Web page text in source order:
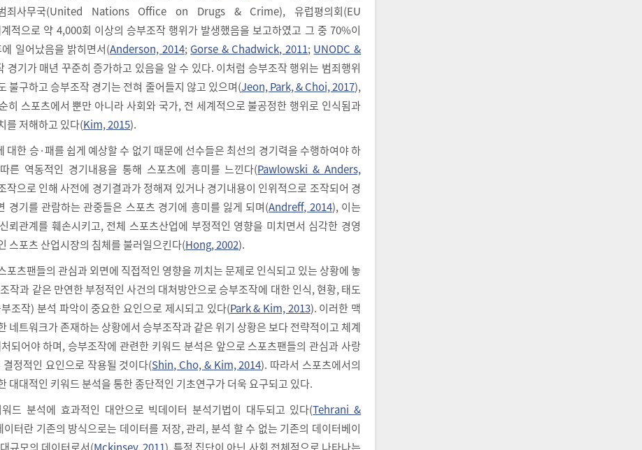
죄사무국(United Nations Office on Drugs & Crime), 유럽평의회(EU
적으로 약 4,000회 이상의 승부조작 행위가 발생했음을 보고하였고 그 중 70%이
일어났음을 밝히면서(Anderson, 2014; Gorse & Chadwick, 2011; UNODC &
경기가 매년 꾸준히 증가하고 있음을 알 수 있다. 이처럼 승부조작 행위는 범죄행위
불구하고 승부조작 경기는 전혀 줄어들지 않고 있으며(Jeon, Park, & Choi, 2017),
히 스포츠에서 뿐만 아니라 사회와 국가, 전 세계적으로 불공정한 행위로 인식됨과
를 저해하고 있다(Kim, 2015).
대한 승·패를 쉽게 예상할 수 없기 때문에 선수들은 최선의 경기력을 수행하여야 하
른 역동적인 경기내용을 통해 스포츠에 흥미를 느낀다(Pawlowski & Anders,
작으로 인해 사전에 경기결과가 정해져 있거나 경기내용이 인위적으로 조작되어 경
경기를 관람하는 관중들은 스포츠 경기에 흥미를 잃게 되며(Andreff, 2014), 이는
뢰관계를 훼손시키고, 전체 스포츠산업에 부정적인 영향을 미치면서 심각한 경영
스포츠 산업시장의 침체를 불러일으킨다(Hong, 2002).
포츠팬들의 관심과 외면에 직접적인 영향을 끼치는 문제로 인식되고 있는 상황에 놓
작과 같은 만연한 부정적인 사건의 대처방안으로 승부조작에 대한 인식, 현황, 태도
조작) 분석 파악이 중요한 요인으로 제시되고 있다(Park & Kim, 2013). 이러한 맥
네트워크가 존재하는 상황에서 승부조작과 같은 위기 상황은 보다 전략적이고 체계
되어야 하며, 승부조작에 관련한 키워드 분석은 앞으로 스포츠팬들의 관심과 사랑
정적인 요인으로 작용될 것이다(Shin, Cho, & Kim, 2014). 따라서 스포츠에서의
대대적인 키워드 분석을 통한 종단적인 기초연구가 더욱 요구되고 있다.
드 분석에 효과적인 대안으로 빅데이터 분석기법이 대두되고 있다(Tehrani &
이터란 기존의 방식으로는 데이터를 저장, 관리, 분석 할 수 없는 기존의 데이터베이
규모의 데이터로서(Mckinsey, 2011), 특정 집단이 아닌 사회 전체적으로 나타나는